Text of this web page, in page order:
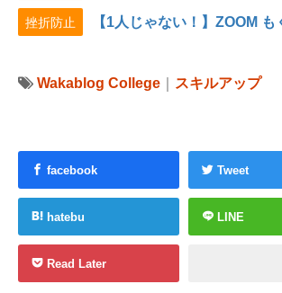
挫折防止 【1人じゃない！】ZOOM
Wakablog College スキルアップ
facebook Tweet
hatebu LINE
Read Later